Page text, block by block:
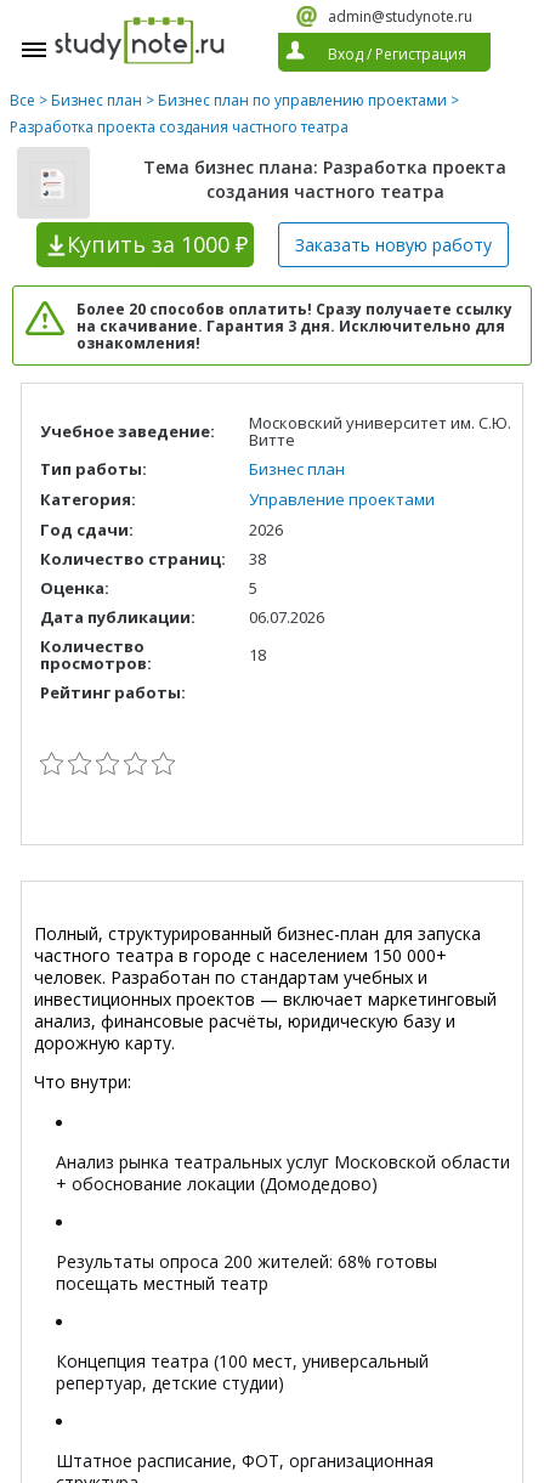
admin@studynote.ru
Вход/ Регистрация
Все >Бизнес план >Бизнес план по управлению проектами >
Разработка проекта создания частного театра
Тема бизнес плана: Разработка проекта
создания частного театра
Купить за 1000 ₽ Заказать новую работу
Более 20 способов оплатить! Сразу получаете ссылку
на скачивание. Гарантия 3 дня. Исключительно для
ознакомления!
Учебное заведение: Московский университет им. С.Ю.
Витте
Тип работы:
Бизнес план
Категория:
Управление проектами
Год сдачи:
2026
Количество страниц:
38
Оценка:
5
Дата публикации:
06.07.2026
Количество
просмотров:
18
Рейтинг работы:
Полный, структурированный бизнес-план для запуска
частного театра в городе с населением 150 000+
человек. Разработан по стандартам учебных и
инвестиционных проектов — включает маркетинговый
анализ, финансовые расчёты, юридическую базу и
дорожную карту.
Что внутри:
Анализ рынка театральных услуг Московской области
+ обоснование локации (Домодедово)
Результаты опроса 200 жителей: 68% готовы
посещать местный театр
Концепция театра (100 мест, универсальный
репертуар, детские студии)
Штатное расписание, ФОТ, организационная